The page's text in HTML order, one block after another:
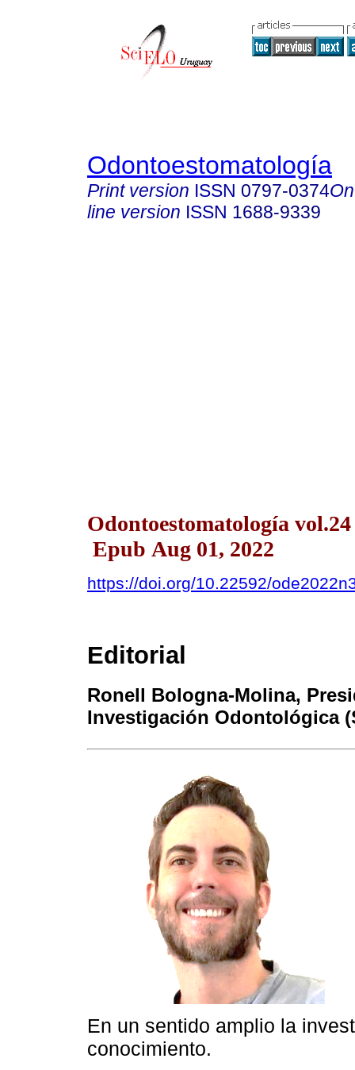
Odontoestomatología
Print version ISSN 0797-0374
line version ISSN 1688-9339
Odontoestomatología
Epub Aug 01, 2022
https://doi.org/10.22592/
Editorial
Ronell Bologna-Molina,
Investigación Odontológica
En un sentido amplio la
conocimiento.